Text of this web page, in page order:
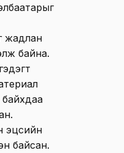
жадлан
байна.
байхдаа
эцсийн
байсан.